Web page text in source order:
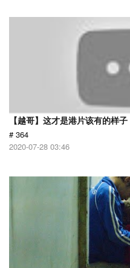
【越哥】这才是港片该有的样
# 364
2020-07-28 03:46